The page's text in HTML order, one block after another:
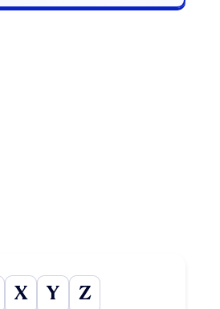
X Y Z